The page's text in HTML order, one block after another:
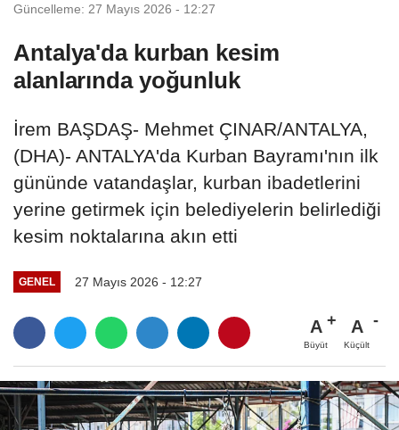
Güncelleme: 27 Mayıs 2026 - 12:27
Antalya'da kurban kesim
alanlarında yoğunluk
İrem BAŞDAŞ- Mehmet ÇINAR/ANTALYA,
(DHA)- ANTALYA'da Kurban Bayramı'nın ilk
gününde vatandaşlar, kurban ibadetlerini
yerine getirmek için belediyelerin belirlediği
kesim noktalarına akın etti
GENEL 27 Mayıs 2026 - 12:27
A
Büyüt
A
Küçült